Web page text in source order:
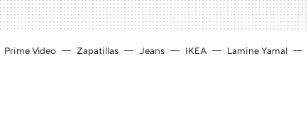
Prime Video Zapatillas Jeans IKEA Lamine Yamal